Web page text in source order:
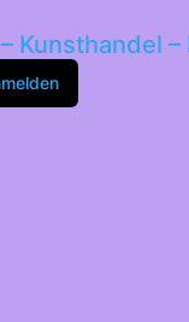
Kunsthandel –